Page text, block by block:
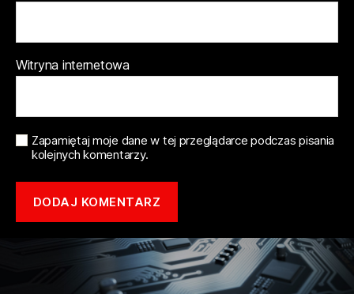
Witryna internetowa
Zapamiętaj moje dane w tej przeglądarce podczas pisania
kolejnych komentarzy.
Copyright © 2021 mototune.com.pl |Polityka prywatności| Stworzone w
ramachatwi.pl